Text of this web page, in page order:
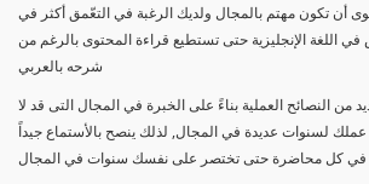
أن تكون مهتم بالمجال ولديك الرغبة في التعّمق أكثر في
اللغة الإنجليزية حتى تستطيع قراءة المحتوى بالرغم من
شرحه بالعربي
من النصائح العملية بناءً على الخبرة في المجال التى قد لا
لسنوات عديدة في المجال, لذلك ينصح بالأستماع جيداً
في كل محاضرة حتى تختصر على نفسك سنوات في المجال